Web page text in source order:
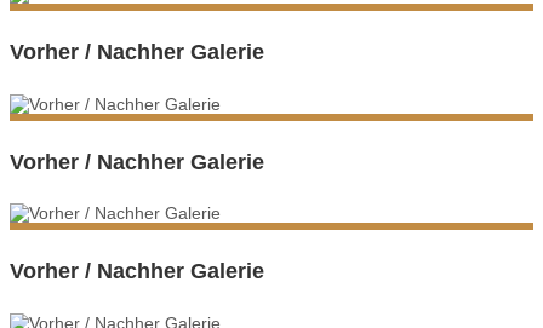
Vorher / Nachher Galerie
Vorher / Nachher Galerie
Vorher / Nachher Galerie